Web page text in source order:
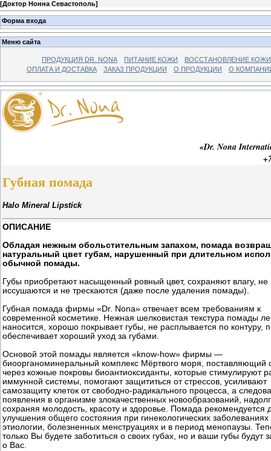
[Доктор Нонна Севастополь]
Форма входа
Меню сайта
ПРОДУКЦИЯ DR. NONA ПИТАНИЕ КОЖИ
ВОССТАНОВЛЕНИЕ КОЖИ
ОПЛАТА И ДОСТАВКА
ЗАКАЗ ПРОДУКЦИИ О ПРОДУКЦИИ О
«Dr. Nona
Губная помада
Halo Mineral Lipstick
ОПИСАНИЕ
Обладая нежным обольстительным запахом, помада
натуральный цвет губам, нарушенный при длительном
обычной помады.
Губы приобретают насыщенный ровный цвет, сохраняют влагу, не
иссушаются и не трескаются (даже после удаления помады).
Губная помада фирмы «Dr. Nona» отвечает всем требованиям к
современной косметике. Нежная шелковистая текстура помады
наносится, хорошо покрывает губы, не расплывается по контуру,
обеспечивает хороший уход за губами.
Основой этой помады является «know-how» фирмы —
биоорганоминеральный комплекс Мёртвого моря, поставляющий
через кожные покровы биоантиоксиданты, которые стимулируют
иммунной системы, помогают защититься от стрессов, усиливают
самозащиту клеток от свободно-радикального процесса, а
появления в организме злокачественных новообразований,
сохраняя молодость, красоту и здоровье. Помада рекомендуется
улучшения общего состояния при гинекологических
этиологии, болезненных менструациях и в период менопаузы.
только Вы будете заботиться о своих губах, но и ваши губы будут
о Вас.